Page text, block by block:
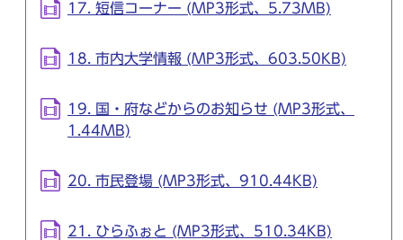
17. 短信コーナー (MP3形式、5.73MB)
18. 市内大学情報 (MP3形式、603.50KB)
19. 国・府などからのお知らせ (MP3形式、
1.44MB)
20. 市民登場 (MP3形式、910.44KB)
21. ひらふぉと (MP3形式、510.34KB)